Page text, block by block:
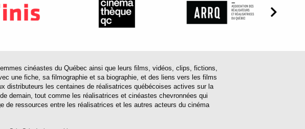
cinéastes du Québec ainsi que leurs films, vidéos, clips, fictions,
une fiche, sa filmographie et sa biographie, et des liens vers les films
distributeurs les centaines de réalisatrices québécoises actives sur la
demain, tout comme les réalisatrices et cinéastes chevronnées qui
de ressources entre les réalisatrices et les autres acteurs du cinéma